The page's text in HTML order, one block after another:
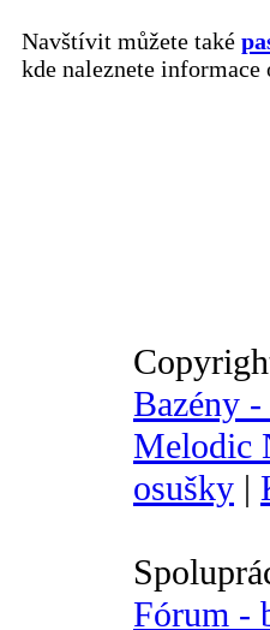
Navštívit můžete také
kde naleznete informace
Bazény
Melodic
osušky |
Fórum -